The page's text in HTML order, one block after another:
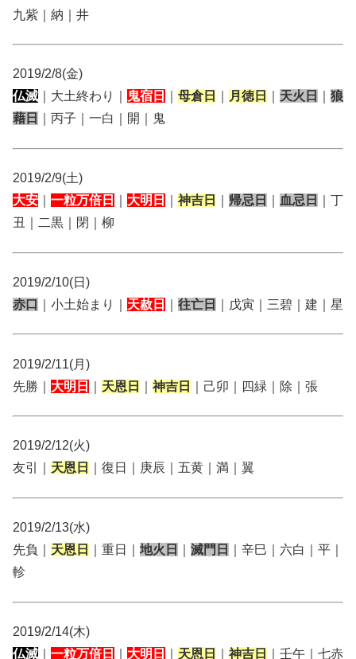
九紫｜納｜井
2019/2/8(金)
仏滅 ｜大土終わり｜ 鬼宿日 母倉日 月徳日 天火日
狼
藉日
｜丙子｜一白｜開｜鬼
2019/2/9(土)
大安
一粒万倍日 大明日 神吉日 帰忌日 血忌日
｜丁
丑｜二黒｜閉｜柳
2019/2/10(日)
赤口
｜小土始まり｜ 天赦日 往亡日 ｜戊寅｜三碧｜建｜星
2019/2/11(月)
先勝｜ 大明日 天恩日 神吉日 ｜己卯｜四緑｜除｜張
2019/2/12(火)
友引｜ 天恩日 ｜復日｜庚辰｜五黄｜満｜翼
2019/2/13(水)
先負｜ 天恩日 ｜重日｜ 地火日 滅門日
｜辛巳｜六白｜平｜
軫
2019/2/14(木)
仏滅
一粒万倍日 大明日 天恩日 神吉日 ｜壬午｜七赤